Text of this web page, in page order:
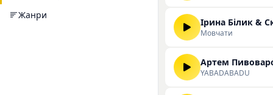
Жанри
Ірина Білик &
Мовчати
YABADABADU